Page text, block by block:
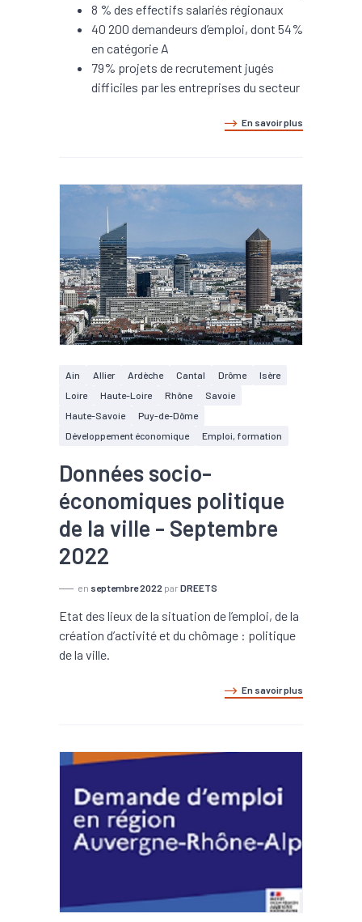
8 % des effectifs salariés régionaux
40 200 demandeurs d’emploi, dont 54%
en catégorie A
79% projets de recrutement jugés
difficiles par les entreprises du secteur
En savoir plus
Ain Allier Ardèche Cantal Drôme
Isère
Loire
Haute-Loire Rhône
Savoie
Haute-Savoie
Puy-de-Dôme
Développement économique
Emploi, formation
Données socio-
économiques politique
de la ville - Septembre
2022
en septembre 2022 par DREETS
Etat des lieux de la situation de l’emploi, de la
création d’activité et du chômage : politique
de la ville.
En savoir plus